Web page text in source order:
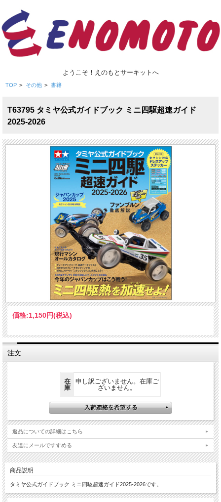
ようこそ！えのもとサーキットへ
TOP > その他 > 書籍
T63795 タミヤ公式ガイドブック ミニ四駆超速ガイド
2025-2026
価格:1,150円(税込)
注文
在
庫
申し訳ございません。在庫ご
ざいません。
返品についての詳細はこちら
友達にメールですすめる
商品説明
タミヤ公式ガイドブック ミニ四駆超速ガイド2025-2026です。